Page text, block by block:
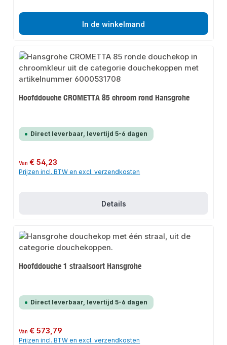
In de winkelmand
Hoofddouche CROMETTA 85 chroom rond Hansgrohe
Direct leverbaar, levertijd 5-6 dagen
Normale prijs:
Van€ 54,23
Prijzen incl. BTW en excl. verzendkosten
Details
Hoofddouche 1 straalsoort Hansgrohe
Direct leverbaar, levertijd 5-6 dagen
Normale prijs:
Van€ 573,79
Prijzen incl. BTW en excl. verzendkosten